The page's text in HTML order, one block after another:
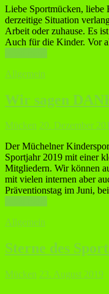
Liebe Sportmücken, liebe
derzeitige Situation
Arbeit oder zuhause. Es
Auch für die Kinder. Vor
Allgemein
Wir sagen
Mücken 20. Dezember
Der Müchelner
Sportjahr 2019 mit einer
Mitgliedern. Wir können
mit vielen internen aber
Präventionstag im Juni,
Allgemein
Sterne des
Mücken 23. August 2019